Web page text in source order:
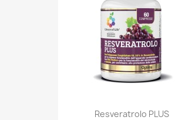
Resveratrolo PLUS